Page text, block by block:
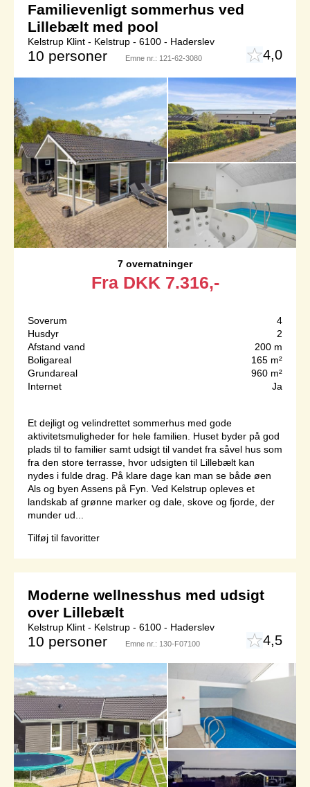
Familievenligt sommerhus ved
Lillebælt med pool
Kelstrup Klint - Kelstrup - 6100 - Haderslev
10 personer Emne nr.: 121-62-3080 4,0
7 overnatninger
Fra DKK 7.316,-
Soverum
4
Husdyr
2
Afstand vand
200 m
Boligareal
165 m²
Grundareal
960 m²
Internet
Ja
Et dejligt og velindrettet sommerhus med gode
aktivitetsmuligheder for hele familien. Huset byder på god
plads til to familier samt udsigt til vandet fra såvel hus som
fra den store terrasse, hvor udsigten til Lillebælt kan
nydes i fulde drag. På klare dage kan man se både øen
Als og byen Assens på Fyn. Ved Kelstrup opleves et
landskab af grønne marker og dale, skove og fjorde, der
munder ud...
Tilføj til favoritter
Moderne wellnesshus med udsigt
over Lillebælt
Kelstrup Klint - Kelstrup - 6100 - Haderslev
10 personer Emne nr.: 130-F07100 4,5